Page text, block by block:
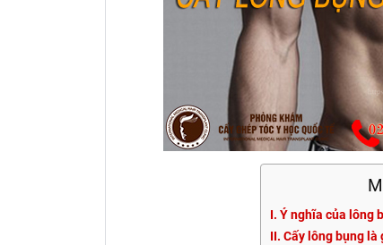
I. Ý nghĩa của lông
II. Cấy lông bụng là